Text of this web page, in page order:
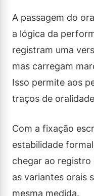
A passagem do
a lógica da
registram uma
mas carregam
Isso permite aos
traços de
Com a fixação
estabilidade
chegar ao registro
as variantes orais
mesma medida.